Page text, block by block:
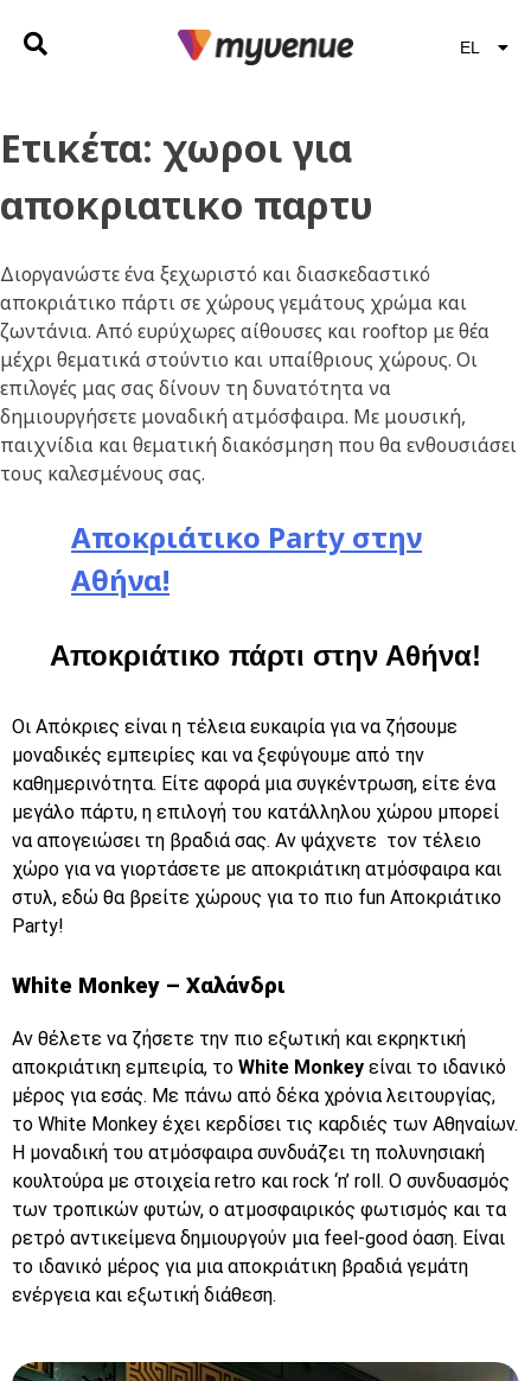
EL
EN
Ετικέτα: χωροι για
αποκριατικο παρτυ
Διοργανώστε ένα ξεχωριστό και διασκεδαστικό
αποκριάτικο πάρτι σε χώρους γεμάτους χρώμα και
ζωντάνια. Από ευρύχωρες αίθουσες και rooftop με θέα
μέχρι θεματικά στούντιο και υπαίθριους χώρους. Οι
επιλογές μας σας δίνουν τη δυνατότητα να
δημιουργήσετε μοναδική ατμόσφαιρα. Με μουσική,
παιχνίδια και θεματική διακόσμηση που θα ενθουσιάσει
τους καλεσμένους σας.
Αποκριάτικο Party στην
Αθήνα!
Αποκριάτικο πάρτι στην Αθήνα!
Οι Απόκριες είναι η τέλεια ευκαιρία για να ζήσουμε
μοναδικές εμπειρίες και να ξεφύγουμε από την
καθημερινότητα. Είτε αφορά μια συγκέντρωση, είτε ένα
μεγάλο πάρτυ, η επιλογή του κατάλληλου χώρου μπορεί
να απογειώσει τη βραδιά σας. Αν ψάχνετε τον τέλειο
χώρο για να γιορτάσετε με αποκριάτικη ατμόσφαιρα και
στυλ, εδώ θα βρείτε χώρους για το πιο fun Αποκριάτικο
Party!
White Monkey – Χαλάνδρι
Αν θέλετε να ζήσετε την πιο εξωτική και εκρηκτική
αποκριάτικη εμπειρία, το White Monkey είναι το ιδανικό
μέρος για εσάς. Με πάνω από δέκα χρόνια λειτουργίας,
το White Monkey έχει κερδίσει τις καρδιές των Αθηναίων.
Η μοναδική του ατμόσφαιρα συνδυάζει τη πολυνησιακή
κουλτούρα με στοιχεία retro και rock ‘n’ roll. Ο συνδυασμός
των τροπικών φυτών, ο ατμοσφαιρικός φωτισμός και τα
ρετρό αντικείμενα δημιουργούν μια feel-good όαση. Είναι
το ιδανικό μέρος για μια αποκριάτικη βραδιά γεμάτη
ενέργεια και εξωτική διάθεση.